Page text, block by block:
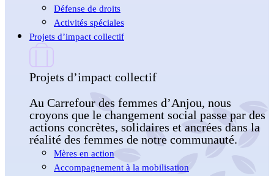
Défense de droits
Activités spéciales
Projets d’impact collectif
Projets d’impact collectif
Au Carrefour des femmes d’Anjou, nous
croyons que le changement social passe par des
actions concrètes, solidaires et ancrées dans la
réalité des femmes de notre communauté.
Mères en action
Accompagnement à la mobilisation